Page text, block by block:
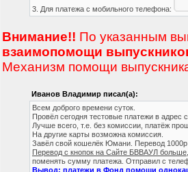
3. Для платежа с мобильного телефона:
Внимание!! По указанным
взаимопомощи
Механизм помощи
Иванов Владимир писал(а):
Всем доброго времени суток.
Провёл сегодня тестовые платежи в
Лучше всего, т.е. без комиссии, платёж
На другие карты возможна комиссия.
Завёл свой кошелёк Юмани. Перевод
Перевод с кнопок на Сайте БВВАУЛ
поменять сумму платежа. Отправил с
Вывод: платежи в Фонд помощи